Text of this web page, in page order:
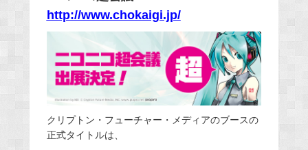
o
http://www.chokaigi.jp/
クリプトン・フューチャー・メディアのブースの
正式タイトルは、